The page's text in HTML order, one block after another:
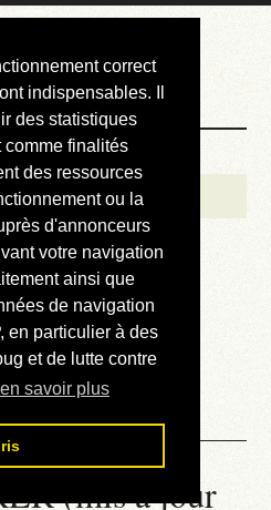
correct
indispensables. Il
des statistiques
finalités
des ressources
ou la
d'annonceurs
votre navigation
ainsi que
de navigation
en particulier à des
et de lutte contre
savoir plus
(mis à jour